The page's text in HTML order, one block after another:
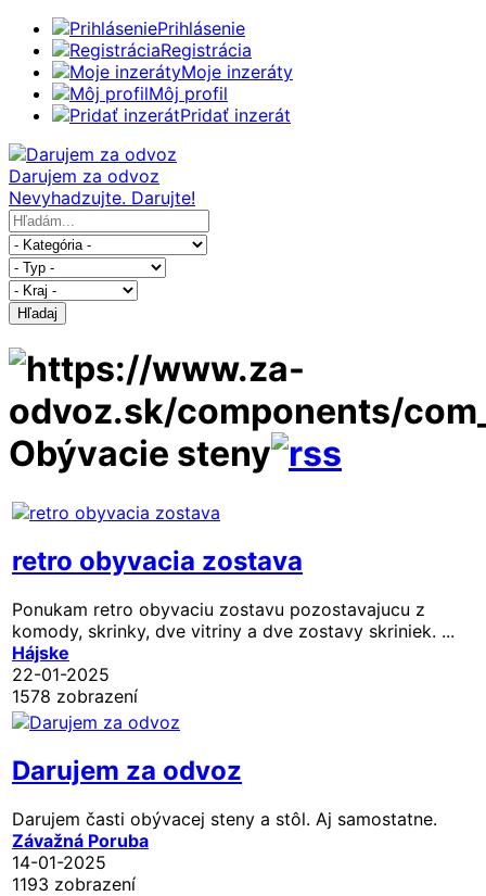
Prihlásenie
Registrácia
Moje inzeráty
Môj profil
Pridať inzerát
Darujem za odvoz
Nevyhadzujte. Darujte!
Hľadaj
Obývacie steny
retro obyvacia zostava
Ponukam retro obyvaciu zostavu pozostavajucu z
komody, skrinky, dve vitriny a dve zostavy skriniek. ...
Hájske
22-01-2025
1578 zobrazení
Darujem za odvoz
Darujem časti obývacej steny a stôl. Aj samostatne.
Závažná Poruba
14-01-2025
1193 zobrazení